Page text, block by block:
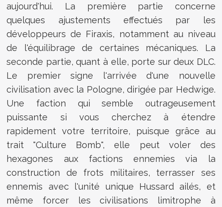
aujourd'hui. La première partie concerne
quelques ajustements effectués par les
développeurs de Firaxis, notamment au niveau
de l'équilibrage de certaines mécaniques. La
seconde partie, quant à elle, porte sur deux DLC.
Le premier signe l'arrivée d'une nouvelle
civilisation avec la Pologne, dirigée par Hedwige.
Une faction qui semble outrageusement
puissante si vous cherchez à étendre
rapidement votre territoire, puisque grâce au
trait "Culture Bomb", elle peut voler des
hexagones aux factions ennemies via la
construction de frots militaires, terrasser ses
ennemis avec l'unité unique Hussard ailés, et
même forcer les civilisations limitrophe à